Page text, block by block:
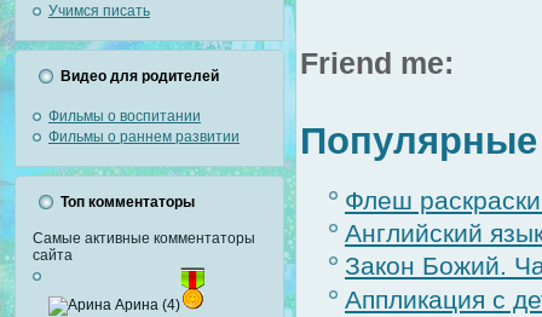
Учимся писать
Видео для родителей
Фильмы о воспитании
Фильмы о раннем развитии
Топ комментаторы
Самые активные комментаторы
сайта
Арина (4)
Friend me:
Популярные
Флеш
Английский
Закон Божий.
Аппликация с